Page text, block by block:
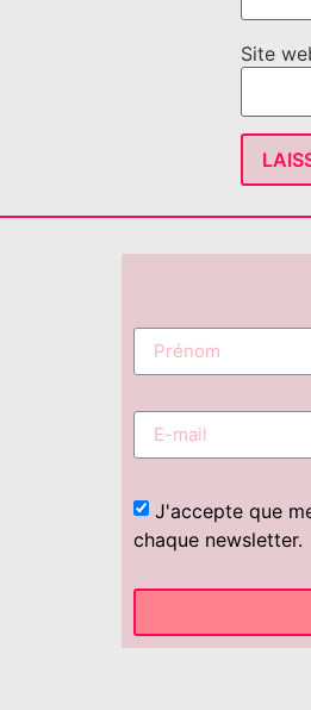
Site
J'accepte que
chaque newsletter.